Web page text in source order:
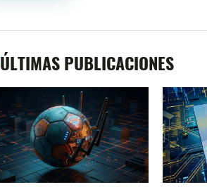
ÚLTIMAS PUBLICACIONES